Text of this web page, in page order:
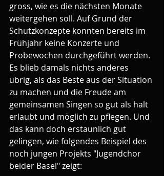
gross, wie es die nächsten Monate
weitergehen soll. Auf Grund der
Schutzkonzepte konnten bereits im
Frühjahr keine Konzerte und
Probewochen durchgeführt werden.
Es blieb damals nichts anderes
übrig, als das Beste aus der Situation
zu machen und die Freude am
gemeinsamen Singen so gut als halt
erlaubt und möglich zu pflegen. Und
das kann doch erstaunlich gut
gelingen, wie folgendes Beispiel des
noch jungen Projekts "Jugendchor
beider Basel" zeigt: